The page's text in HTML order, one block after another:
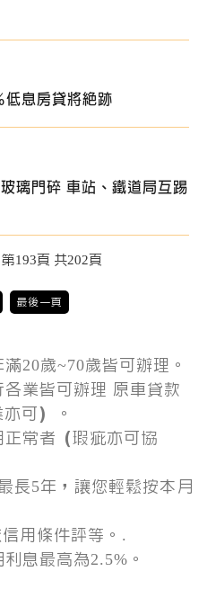
低息房貸將絕跡
璃門碎 車站、鐵道局互踢
193頁 共202頁
最後一頁
20歲~70歲皆可辦理。
業皆可辦理 原車貸款
可）。
常者（瑕疵亦可協
長5年，讓您輕鬆按本月
用條件評等。.
息最高為2.5%。